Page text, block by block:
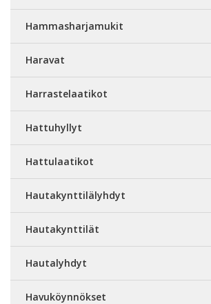
Hammasharjamukit
Haravat
Harrastelaatikot
Hattuhyllyt
Hattulaatikot
Hautakynttilälyhdyt
Hautakynttilät
Hautalyhdyt
Havuköynnökset